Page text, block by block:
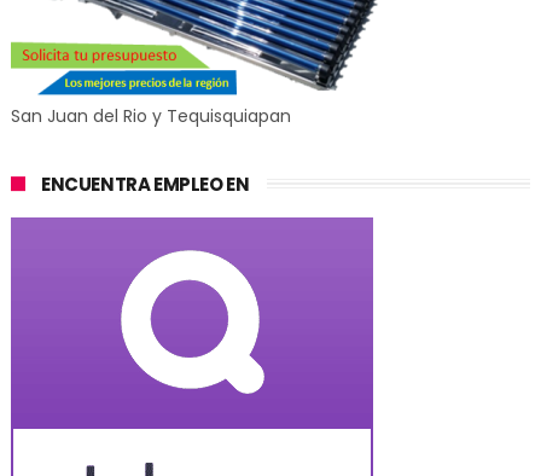
San Juan del Rio y Tequisquiapan
ENCUENTRA EMPLEO EN